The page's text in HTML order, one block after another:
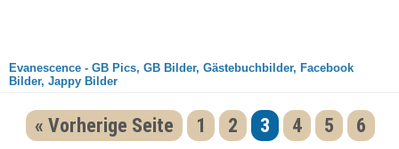
Evanescence - GB Pics, GB Bilder, Gästebuchbilder, Facebook
Bilder, Jappy Bilder
« Vorherige Seite 1 2 3 4 5
6